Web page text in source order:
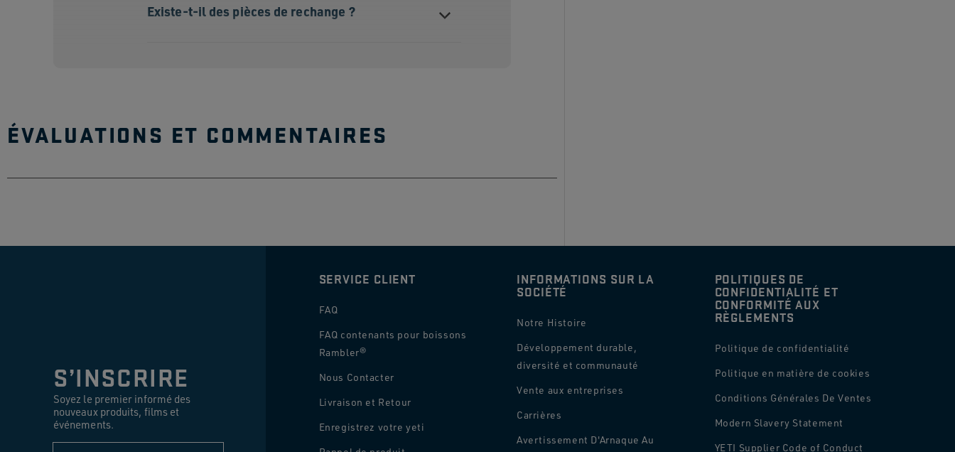
Existe-t-il des pièces de rechange ?
ÉVALUATIONS ET COMMENTAIRES
S’INSCRIRE
Soyez le premier informé des
nouveaux produits, films et
événements.
SERVICE CLIENT
FAQ
FAQ contenants pour boissons
Rambler®
Nous Contacter
Livraison et Retour
Enregistrez votre yeti
INFORMATIONS SUR LA
SOCIÉTÉ
Notre Histoire
Développement durable,
diversité et communauté
Vente aux entreprises
Carrières
Avertissement D'Arnaque Au
POLITIQUES DE
CONFIDENTIALITÉ ET
CONFORMITÉ AUX
RÈGLEMENTS
Politique de confidentialité
Politique en matière de cookies
Conditions Générales De Ventes
Modern Slavery Statement
YETI Supplier Code of Conduct